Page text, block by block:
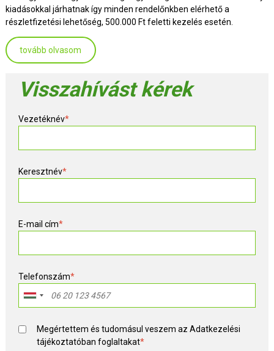
kiadásokkal járhatnak így minden rendelőnkben elérhető a
részletfizetési lehetőség, 500.000 Ft feletti kezelés esetén.
tovább olvasom
Visszahívást kérek
Vezetéknév*
Keresztnév*
E-mail cím*
Telefonszám*
Megértettem és tudomásul veszem azAdatkezelési
tájékoztatóban foglaltakat*